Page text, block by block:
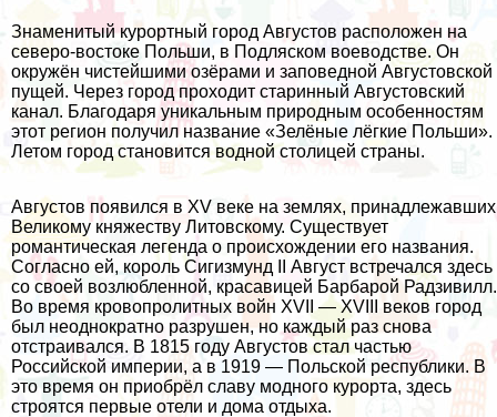
Знаменитый курортный город Августов расположен на
северо-востоке Польши, в Подляском воеводстве. Он
окружён чистейшими озёрами и заповедной Августовской
пущей. Через город проходит старинный Августовский
канал. Благодаря уникальным природным особенностям
этот регион получил название «Зелёные лёгкие Польши».
Летом город становится водной столицей страны.
Августов появился в XV веке на землях, принадлежавших
Великому княжеству Литовскому. Существует
романтическая легенда о происхождении его названия.
Согласно ей, король Сигизмунд II Август встречался здесь
со своей возлюбленной, красавицей Барбарой Радзивилл.
Во время кровопролитных войн XVII — XVIII веков город
был неоднократно разрушен, но каждый раз снова
отстраивался. В 1815 году Августов стал частью
Российской империи, а в 1919 — Польской республики. В
это время он приобрёл славу модного курорта, здесь
строятся первые отели и дома отдыха.